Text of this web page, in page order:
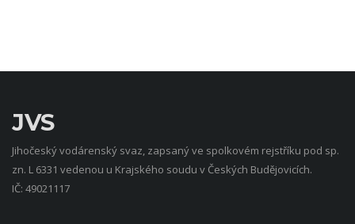
JVS
Jihočeský vodárenský svaz, zapsaný ve spolkovém rejstříku pod sp.
zn. L 6331 vedenou u Krajského soudu v Českých Budějovicích.
IČ: 49021117